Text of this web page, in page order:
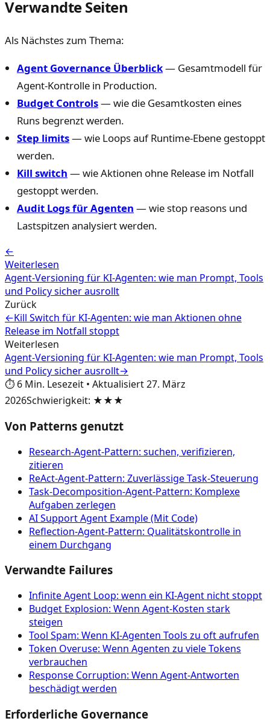
Verwandte Seiten
Als Nächstes zum Thema:
Agent Governance Überblick— Gesamtmodell für
Agent-Kontrolle in Production.
Budget Controls— wie die Gesamtkosten eines
Runs begrenzt werden.
Step limits— wie Loops auf Runtime-Ebene gestoppt
werden.
Kill switch — wie Aktionen ohne Release im Notfall
gestoppt werden.
Audit Logs für Agenten — wie stop reasons und
Lastspitzen analysiert werden.
←
Weiterlesen
Agent-Versioning für KI-Agenten: wie man Prompt, Tools
und Policy sicher ausrollt
Zurück
←Kill Switch für KI-Agenten: wie man Aktionen ohne
Release im Notfall stoppt
Weiterlesen
Agent-Versioning für KI-Agenten: wie man Prompt, Tools
und Policy sicher ausrollt→
⏱️ 6 Min. Lesezeit • Aktualisiert27. März
2026Schwierigkeit: ★★★
Von Patterns genutzt
Research-Agent-Pattern: suchen, verifizieren,
zitieren
ReAct-Agent-Pattern: Zuverlässige Task-Steuerung
Task-Decomposition-Agent-Pattern: Komplexe
Aufgaben zerlegen
AI Support Agent Example (Mit Code)
Reflection-Agent-Pattern: Qualitätskontrolle in
einem Durchgang
Verwandte Failures
Infinite Agent Loop: wenn ein KI-Agent nicht stoppt
Budget Explosion: Wenn Agent-Kosten stark
steigen
Tool Spam: Wenn KI-Agenten Tools zu oft aufrufen
Token Overuse: Wenn Agenten zu viele Tokens
verbrauchen
Response Corruption: Wenn Agent-Antworten
beschädigt werden
Erforderliche Governance